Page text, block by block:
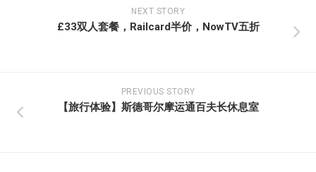
NEXT STORY
£33双人套餐，Railcard半价，NowTV五折
PREVIOUS STORY
【旅行体验】斯德哥尔摩运通百夫长休息室